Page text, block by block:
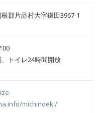
郡片品村大字鎌田3967-1
トイレ24時間開放
michinoeki/